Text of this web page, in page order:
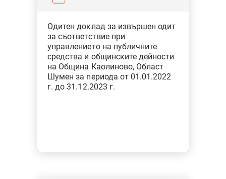
Тип: Одит за съответствие при
финансовото управление
Одитен доклад за извършен одит
за съответствие при
управлението на публичните
средства и общинските дейности
на Община Каолиново, Област
Шумен за периода от 01.01.2022
г. до 31.12.2023 г.